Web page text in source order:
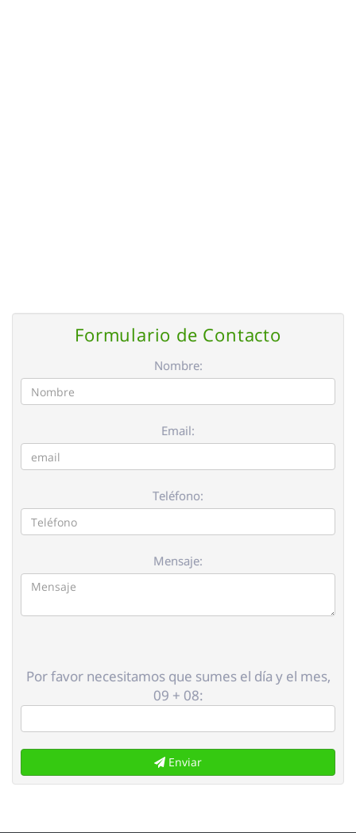
Formulario de Contacto
Nombre:
Email:
Teléfono:
Mensaje:
Por favor necesitamos que sumes el día y el mes,
09 + 08:
Enviar